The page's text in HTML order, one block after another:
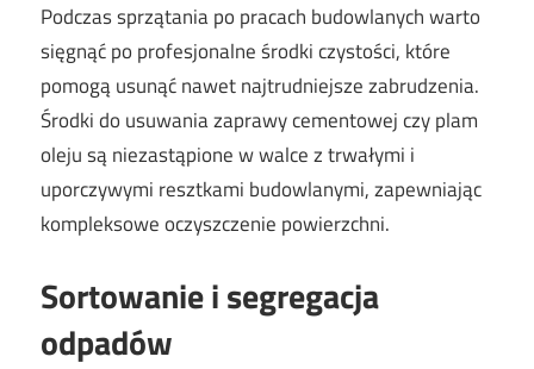
Podczas sprzątania po pracach budowlanych warto
sięgnąć po profesjonalne środki czystości, które
pomogą usunąć nawet najtrudniejsze zabrudzenia.
Środki do usuwania zaprawy cementowej czy plam
oleju są niezastąpione w walce z trwałymi i
uporczywymi resztkami budowlanymi, zapewniając
kompleksowe oczyszczenie powierzchni.
Sortowanie i segregacja
odpadów